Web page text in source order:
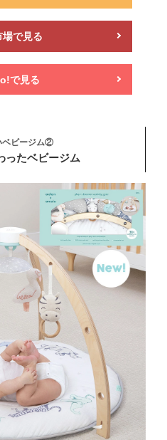
場で見る
で見る
ベビージム②
ったベビージム